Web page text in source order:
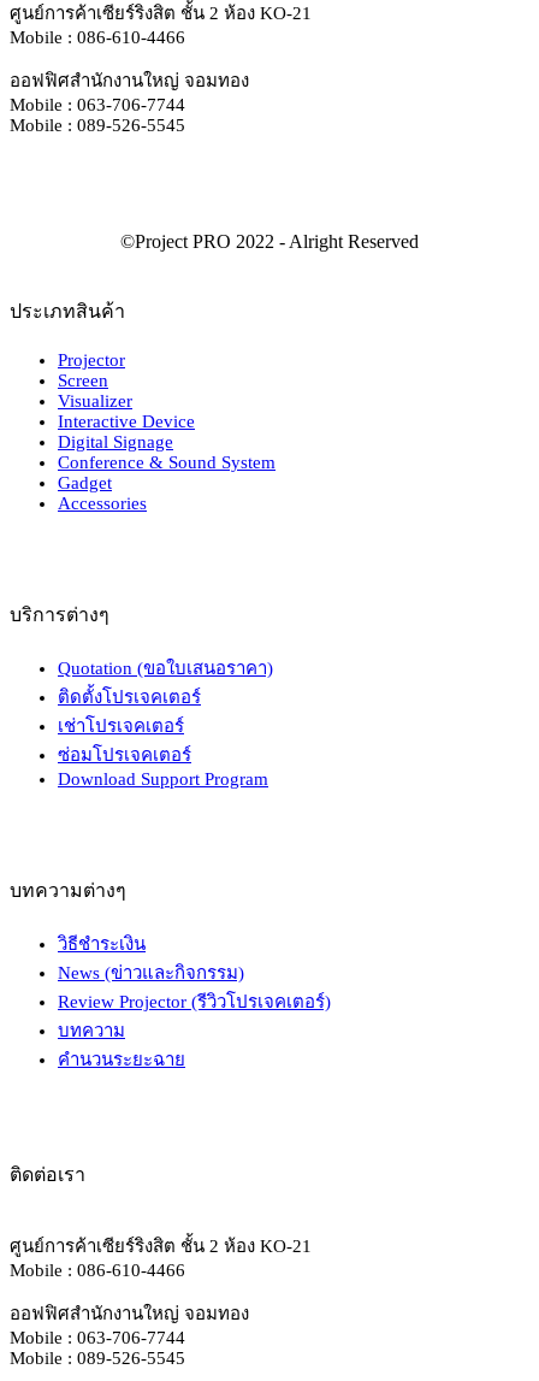
ศูนย์การค้าเซียร์ริงสิต ชั้น 2 ห้อง KO-21
Mobile : 086-610-4466
ออฟฟิศสำนักงานใหญ่ จอมทอง
Mobile : 063-706-7744
Mobile : 089-526-5545
ประเภทสินค้า
Projector
Screen
Visualizer
Interactive Device
Digital Signage
Conference & Sound System
Gadget
Accessories
บริการต่างๆ
Quotation (ขอใบเสนอราคา)
ติดตั้งโปรเจคเตอร์
เช่าโปรเจคเตอร์
ซ่อมโปรเจคเตอร์
Download Support Program
บทความต่างๆ
วิธีชำระเงิน
News (ข่าวและกิจกรรม)
Review Projector (รีวิวโปรเจคเตอร์)
บทความ
คำนวนระยะฉาย
ติดต่อเรา
ศูนย์การค้าเซียร์ริงสิต ชั้น 2 ห้อง KO-21
Mobile : 086-610-4466
ออฟฟิศสำนักงานใหญ่ จอมทอง
Mobile : 063-706-7744
Mobile : 089-526-5545